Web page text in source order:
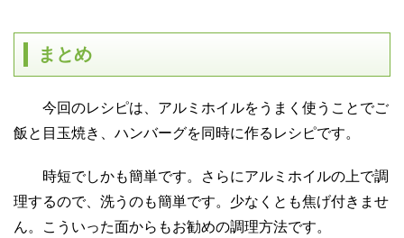
まとめ
今回のレシピは、 アルミホイルをうまく使うことでご
飯と目玉焼き、ハンバーグを同時に作るレシピです。
時短でしかも簡単です。さらにアルミホイルの上で調
理するので、洗うのも簡単です。少なくとも焦げ付きませ
ん。こういった面からもお勧めの調理方法です。